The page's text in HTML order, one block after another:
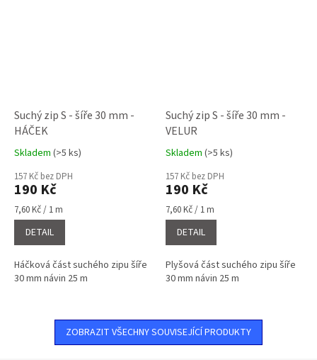
Suchý zip S - šíře 30 mm -
HÁČEK
Průměrné
hodnocení
produktu
je
5,0
z
hvězdiček.
Skladem (>5 ks)
157 Kč bez DPH
190 Kč
Měrná
cena:
7,60 Kč / 1 m
DETAIL
Háčková část suchého zipu šíře
30 mm návin 25 m
Suchý zip S - šíře 30 mm -
VELUR
Průměrné
hodnocení
produktu
je
5,0
z
hvězdiček.
Skladem (>5 ks)
157 Kč bez DPH
190 Kč
Měrná
cena:
7,60 Kč / 1 m
DETAIL
Plyšová část suchého zipu šíře
30 mm návin 25 m
ZOBRAZIT VŠECHNY SOUVISEJÍCÍ PRODUKTY